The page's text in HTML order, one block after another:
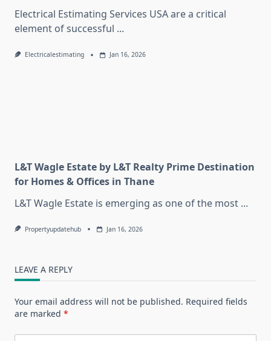
Electrical Estimating Services USA are a critical
element of successful ...
Electricalestimating Jan 16, 2026
L&T Wagle Estate by L&T Realty Prime Destination
for Homes & Offices in Thane
L&T Wagle Estate is emerging as one of the most ...
Propertyupdatehub Jan 16, 2026
LEAVE A REPLY
Your email address will not be published. Required fields
are marked *